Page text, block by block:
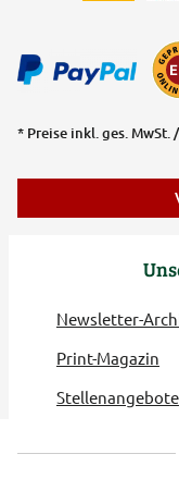
Newsletter-
Print-Magazin
Stellenangebote
* Preise inkl. ges. MwSt.